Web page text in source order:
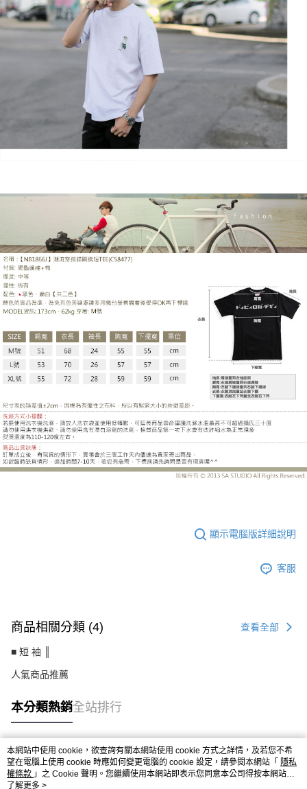
顯示電腦版詳細說明
客服
商品相關分類 (4) 查看全部
■ 短 袖 ║
人氣商品推薦
本分類熱銷全站排行
熱門標籤
本網站中使用 cookie，欲查詢有關本網站使用 cookie 方式之詳情，及若您不希
望在電腦上使用 cookie 時應如何變更電腦的 cookie 設定，請參閱本網站「 隱私
權條款 」之 Cookie 聲明。您繼續使用本網站即表示您同意本公司得按本網站使
用條款之 Cookie 聲明使用 cookie。
了解更多 >